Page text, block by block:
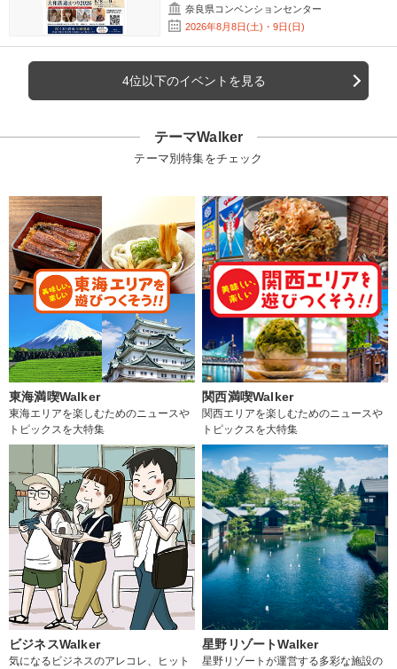
奈良県コンベンションセンター
2026年8月8日(土)・9日(日)
4位以下のイベントを見る
テーマWalker
テーマ別特集をチェック
東海満喫Walker
東海エリアを楽しむためのニュースや
トピックスを大特集
関西満喫Walker
関西エリアを楽しむためのニュースや
トピックスを大特集
ビジネスWalker
気になるビジネスのアレコレ、ヒット
星野リゾートWalker
星野リゾートが運営する多彩な施設の